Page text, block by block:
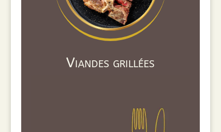
Viandes grillées